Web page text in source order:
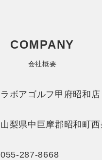
COMPANY
会社概要
ラボアゴルフ甲府昭和店
山梨県中巨摩郡昭和町
055-287-8668